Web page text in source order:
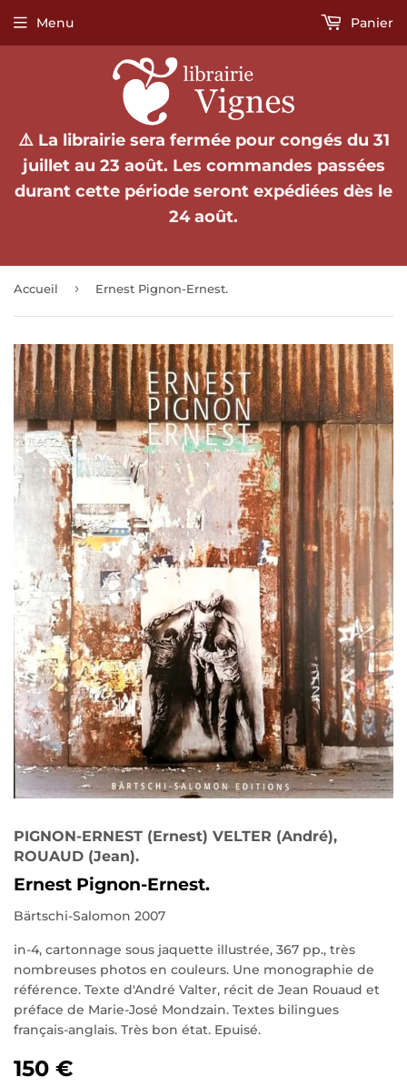
⚠️ La librairie sera fermée pour congés du 31
juillet au 23 août. Les commandes passées
durant cette période seront expédiées dès le
24 août.
Menu Panier
Accueil › Ernest Pignon-Ernest.
PIGNON-ERNEST (Ernest) VELTER (André),
ROUAUD (Jean).
Ernest Pignon-Ernest.
Bärtschi-Salomon 2007
in-4, cartonnage sous jaquette illustrée, 367 pp., très
nombreuses photos en couleurs. Une monographie de
référence. Texte d'André Valter, récit de Jean Rouaud et
préface de Marie-José Mondzain. Textes bilingues
français-anglais. Très bon état. Epuisé.
150 €